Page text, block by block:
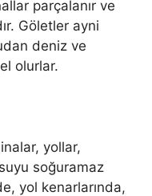
parçalanır ve
Göletler ayni
deniz ve
olurlar.
yollar,
soğuramaz
yol kenarlarında,